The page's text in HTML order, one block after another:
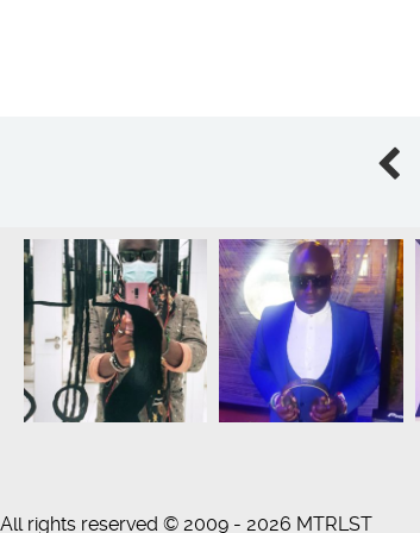
All rights reserved © 2009 - 2026 MTRLST